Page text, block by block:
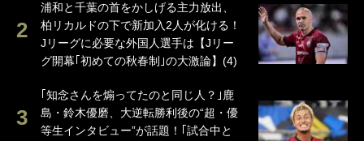
浦和と千葉の首をかしげる主力放出、
柏リカルドの下で新加入2人が化ける！
Jリーグに必要な外国人選手は【Jリー
グ開幕｢初めての秋春制｣の大激論】(4)
｢知念さんを煽ってたのと同じ人？｣鹿
島・鈴木優磨、大逆転勝利後の“超・優
等生インタビュー”が話題！｢試合中と